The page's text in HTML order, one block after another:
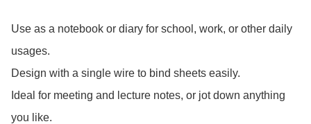
Use as a notebook or diary for school, work, or other daily
usages.
Design with a single wire to bind sheets easily.
Ideal for meeting and lecture notes, or jot down anything
you like.